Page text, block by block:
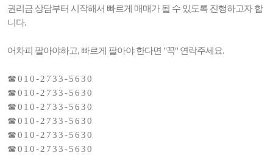
권리금 상담부터 시작해서 빠르게 매매가 될 수 있도록 진행하고자 합
니다.
어차피 팔아야하고, 빠르게 팔아야 한다면 "꼭" 연락주세요.
☎ 0 1 0 - 2 7 3 3 - 5 6 3 0
☎ 0 1 0 - 2 7 3 3 - 5 6 3 0
☎ 0 1 0 - 2 7 3 3 - 5 6 3 0
☎ 0 1 0 - 2 7 3 3 - 5 6 3 0
☎ 0 1 0 - 2 7 3 3 - 5 6 3 0
☎ 0 1 0 - 2 7 3 3 - 5 6 3 0